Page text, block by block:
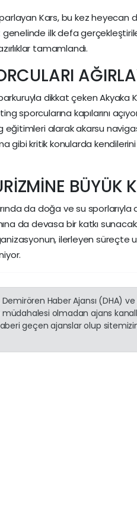
Kars, bu kez heyecan
ilk defa
tamamlandı.
dikkat çeken Akyaka
sporcularına kapılarını
alarak akarsu
gibi kritik konularda
BÜYÜK
da doğa ve su sporlarıyla
da devasa bir katkı
ilerleyen süreçte
Demirören Haber Ajansı (DHA)
olmadan ajans
geçen ajanslar olup